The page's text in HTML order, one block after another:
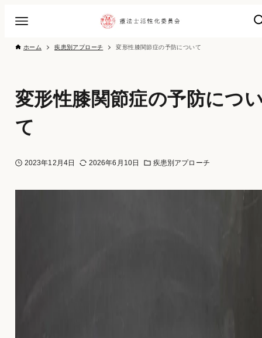
ホーム 疾患別アプローチ 変形性膝関節症の予防について
変形性膝関節症の予防につ
て
2023年12月4日 2026年6月10日 疾患別アプローチ